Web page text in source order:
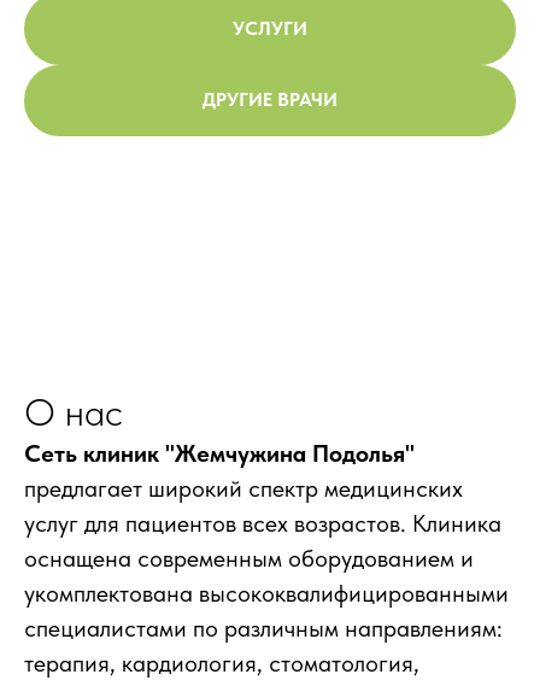
УСЛУГИ
ДРУГИЕ ВРАЧИ
О нас
Сеть клиник "Жемчужина Подолья"
предлагает широкий спектр медицинских
услуг для пациентов всех возрастов. Клиника
оснащена современным оборудованием и
укомплектована высококвалифицированными
специалистами по различным направлениям:
терапия, кардиология, стоматология,